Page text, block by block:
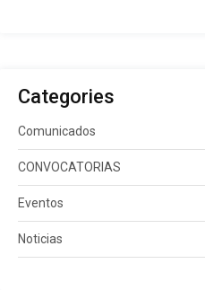
Categories
Comunicados
CONVOCATORIAS
Eventos
Noticias